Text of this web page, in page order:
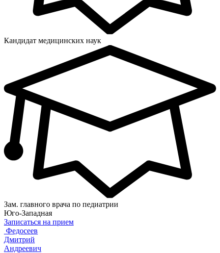
Кандидат медицинских наук
Зам. главного врача по педиатрии
Юго-Западная
Записаться на прием
Федосеев
Дмитрий
Андреевич